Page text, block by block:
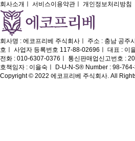
회사소개 서비스이용약관 개인정보처리방침
회사명 : 에코프리베 주식회사
주소 : 충남 공주
호
사업자 등록번호 117-88-02696
대표 : 이
전화 : 010-6307-0376
통신판매업신고번호 :
호책임자 : 이을숙
D-U-N-S® Number : 98-
Copyright © 2022 에코프리베 주식회사. All